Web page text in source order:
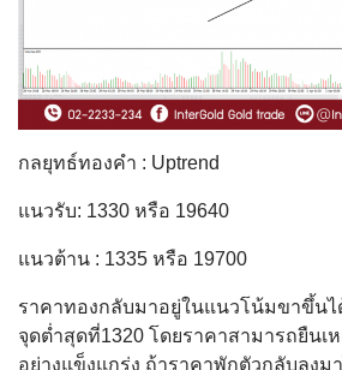
กลยุทธ์ทองคำ : Uptrend
แนวรับ: 1330 หรือ 19640
แนวต้าน : 1335 หรือ 19700
ราคาทองกลับมาอยู่ในแนวโน้มขาขึ้นไ
จุดต่ำสุดที่1320 โดยราคาสามารถยืนเ
อย่างแข็งแกร่ง ถ้าราคาพักตัวกลับลงม